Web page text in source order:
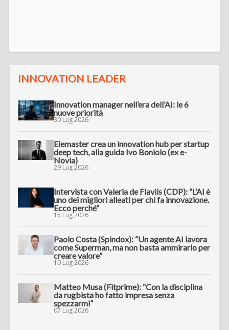
INNOVATION LEADER
Innovation manager nell’era dell’AI: le 6
nuove priorità
30 Lug 2026
Elemaster crea un innovation hub per startup
deep tech, alla guida Ivo Boniolo (ex e-
Novia)
29 Lug 2026
Intervista con Valeria de Flaviis (CDP): “L’AI è
uno dei migliori alleati per chi fa innovazione.
Ecco perché”
15 Lug 2026
Paolo Costa (Spindox): “Un agente AI lavora
come Superman, ma non basta ammirarlo per
creare valore”
10 Lug 2026
Matteo Musa (Fitprime): “Con la disciplina
da rugbista ho fatto impresa senza
spezzarmi”
07 Lug 2026